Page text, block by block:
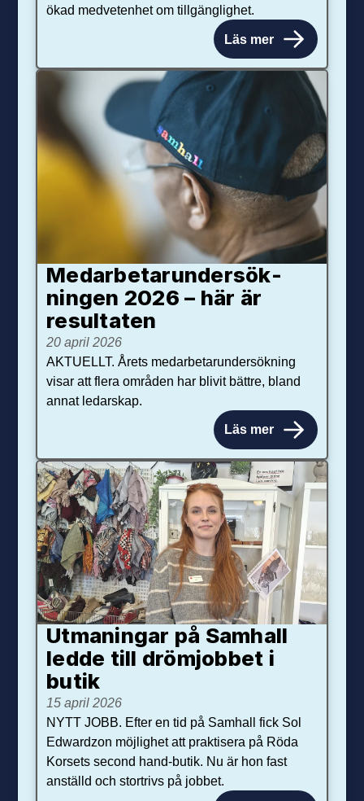
ökad medvetenhet om tillgänglighet.
Läs mer
Medarbetar­under­sök­
ningen 2026 – här är
resultaten
20 april 2026
AKTUELLT. Årets medarbetarundersökning
visar att flera områden har blivit bättre, bland
annat ledarskap.
Läs mer
Utmaningar på Sam­hall
ledde till dröm­jobbet i
butik
15 april 2026
NYTT JOBB. Efter en tid på Samhall fick Sol
Edwardzon möjlighet att praktisera på Röda
Korsets second hand-butik. Nu är hon fast
anställd och stortrivs på jobbet.